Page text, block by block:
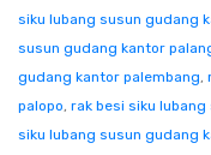
siku lubang susun gudang
susun gudang kantor
gudang kantor palembang,
palopo, rak besi siku
siku lubang susun gudang